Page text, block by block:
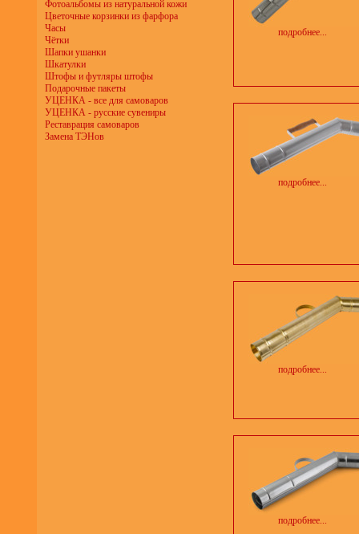
Фотоальбомы из натуральной кожи
Цветочные корзинки из фарфора
Часы
Чётки
Шапки ушанки
Шкатулки
Штофы и футляры штофы
Подарочные пакеты
УЦЕНКА - все для самоваров
УЦЕНКА - русские сувениры
Реставрация самоваров
Замена ТЭНов
подробнее...
подробнее...
подробнее...
подробнее...